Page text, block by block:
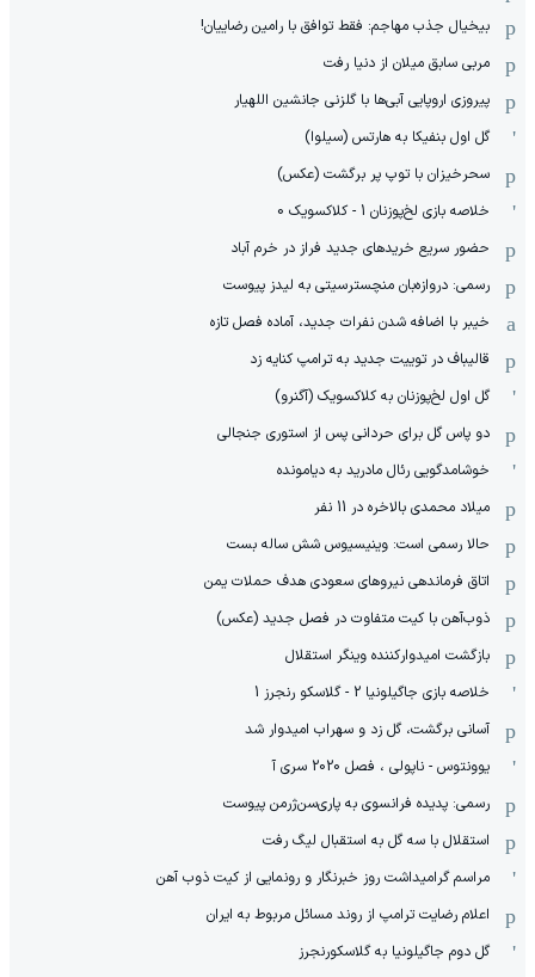
بیخیال جذب مهاجم: فقط توافق با رامین رضاییان!
مربی سابق میلان از دنیا رفت
پیروزی اروپایی آبی‌ها با گلزنی جانشین اللهیار
گل اول بنفیکا به هارتس (سیلوا)
سحرخیزان با توپ پر برگشت (عکس)
خلاصه بازی لخ‌پوزنان 1 - کلاکسویک 0
حضور سریع خریدهای جدید فراز در خرم آباد
رسمی: دروازه‌بان منچسترسیتی به لیدز پیوست
خیبر با اضافه شدن نفرات جدید، آماده فصل تازه
قالیباف در توییت جدید به ترامپ کنایه زد
گل اول لخ‌پوزنان به کلاکسویک (آگنرو)
دو پاس گل برای حردانی پس از استوری جنجالی
خوشامدگویی رئال مادرید به دیامونده
میلاد محمدی بالاخره در 11 نفر
حالا رسمی است: وینیسیوس شش ساله بست
اتاق فرماندهی نیروهای سعودی هدف حملات یمن
ذوب‌آهن با کیت متفاوت در فصل جدید (عکس)
بازگشت امیدوارکننده وینگر استقلال
خلاصه بازی جاگیلونیا 2 - گلاسکو رنجرز 1
آسانی برگشت، گل زد و سهراب امیدوار شد
یوونتوس - ناپولی ، فصل 2020 سری آ
رسمی: پدیده فرانسوی به پاری‌سن‌ژرمن پیوست
استقلال با سه گل به استقبال لیگ رفت
مراسم گرامیداشت روز خبرنگار و رونمایی از کیت ذوب آهن
اعلام رضایت ترامپ از روند مسائل مربوط به ایران
گل دوم جاگیلونیا به گلاسکورنجرز